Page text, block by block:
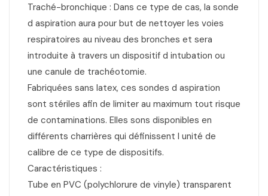
Traché-bronchique : Dans ce type de cas, la sonde
d aspiration aura pour but de nettoyer les voies
respiratoires au niveau des bronches et sera
introduite à travers un dispositif d intubation ou
une canule de trachéotomie.
Fabriquées sans latex, ces sondes d aspiration
sont stériles afin de limiter au maximum tout risque
de contaminations. Elles sons disponibles en
différents charrières qui définissent l unité de
calibre de ce type de dispositifs.
Caractéristiques :
Tube en PVC (polychlorure de vinyle) transparent